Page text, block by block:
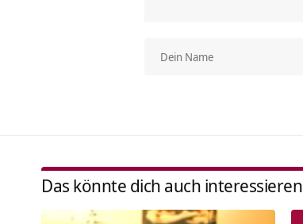
Das könnte dich auch interessieren